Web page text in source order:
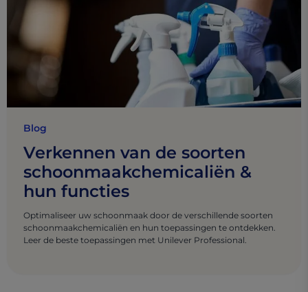
Blog
Verkennen van de soorten
schoonmaakchemicaliën &
hun functies
Optimaliseer uw schoonmaak door de verschillende soorten
schoonmaakchemicaliën en hun toepassingen te ontdekken.
Leer de beste toepassingen met Unilever Professional.